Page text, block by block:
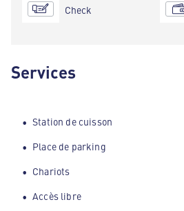
Check
Services
Station de cuisson
Place de parking
Chariots
Accès libre